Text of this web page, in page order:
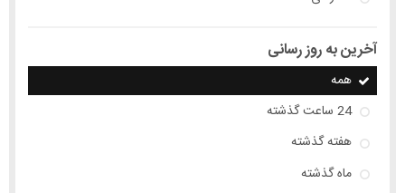
آخرین به روز رسانی
همه
24 ساعت گذشته
هفته گذشته
ماه گذشته